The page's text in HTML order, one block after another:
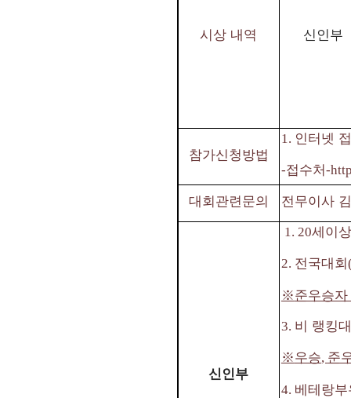
시상 내역 신인부
참가신청방법
1. 인터넷
-접수처-
대회관련문의 전무이사
신인부
1. 20세이
2. 전국대회
※준우승
3. 비 랭킹
※우승, 준
4. 베테랑